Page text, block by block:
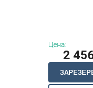
Цена:
2